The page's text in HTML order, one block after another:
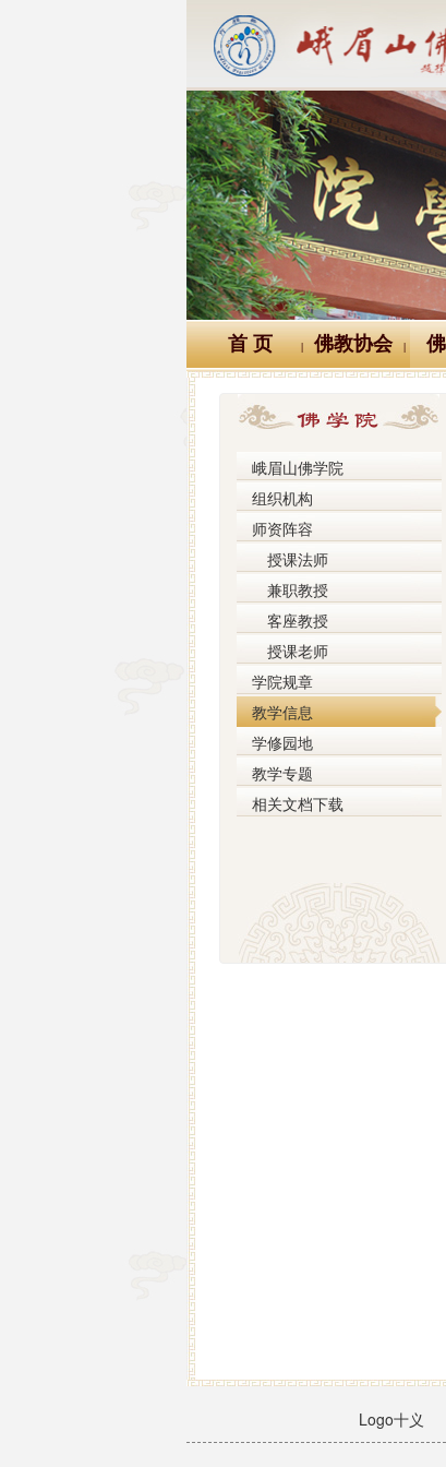
首 页 | 佛教协会 |
峨眉山佛学院
组织机构
师资阵容
授课法师
兼职教授
客座教授
授课老师
学院规章
教学信息
学修园地
教学专题
相关文档下载
Logo十义